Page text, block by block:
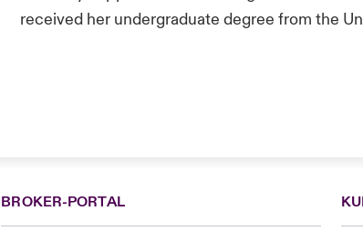
received her undergraduate degree from the
BROKER-PORTAL